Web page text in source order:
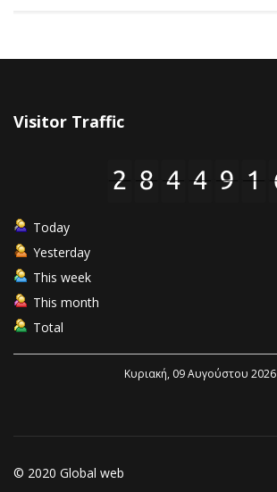
Visitor Traffic
Today
Yesterday
This week
This month
Total
Κυριακή, 09 Αυγούστου 2026
© 2020 Global web